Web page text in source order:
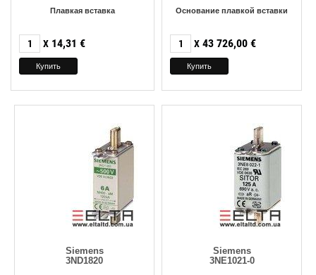
Плавкая вставка
X 14,31 €
Основание плавкой вставки
X 43 726,00 €
Siemens
3ND1820
Siemens
3NE1021-0